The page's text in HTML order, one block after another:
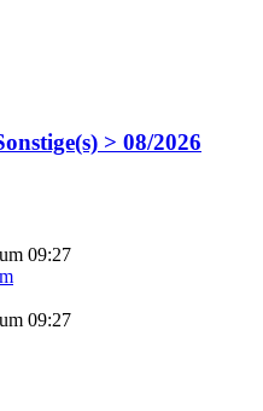
> 08/2026
09:27
09:27